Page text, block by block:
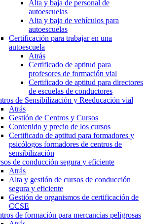
Alta y baja de personal de
autoescuelas
Alta y baja de vehículos para
autoescuelas
Certificación para trabajar en una
autoescuela
Atrás
Certificado de aptitud para
profesores de formación vial
Certificado de aptitud para directores
de escuelas de conductores
de Sensibilización y Reeducación vial
Atrás
Gestión de Centros y Cursos
Contenido y precio de los cursos
Certificado de aptitud para formadores y
psicólogos formadores de centros de
sensibilización
de conducción segura y eficiente
Atrás
Alta y gestión de cursos de conducción
segura y eficiente
Gestión de organismos de certificación de
CCSE
de formación para mercancías peligrosas